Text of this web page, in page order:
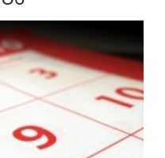
Agenda jusqu’au dimanche 5 juillet 2026